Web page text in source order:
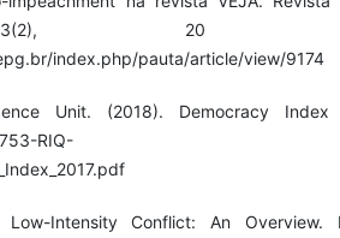
3(2), 20 -
index.php/pauta/article/view/9174
Unit. (2018). Democracy Index
RIQ-
Intensity Conflict: An Overview.